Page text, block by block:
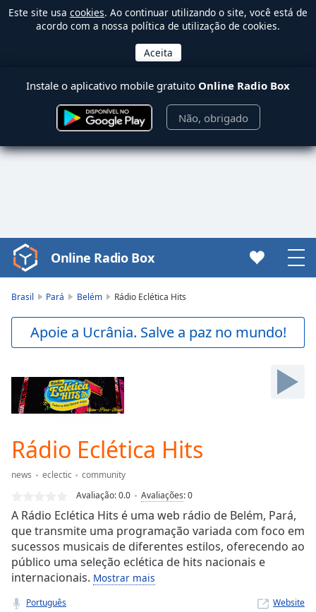
Este site usa cookies. Ao continuar utilizando o site, você está de
acordo com a nossa política de utilização de cookies.
Instale o aplicativo mobile gratuito Online Radio Box
Não, obrigado
Video
Player
Backward
Skip
Forward
Current
Time0:00
0.00%
Stream
TypeLIVE
Seek to
live,
currently
behind
live LIVE
Online Radio Box
Brasil Pará Belém Rádio Eclética Hits
Apoie a Ucrânia. Salve a paz no mundo!
Rádio Eclética Hits
news eclectic
community
Avaliação:0.0 Avaliações:0
A Rádio Eclética Hits é uma web rádio de Belém, Pará,
que transmite uma programação variada com foco em
sucessos musicais de diferentes estilos, oferecendo ao
público uma seleção eclética de hits nacionais e
internacionais. Mostrar mais
Português Website